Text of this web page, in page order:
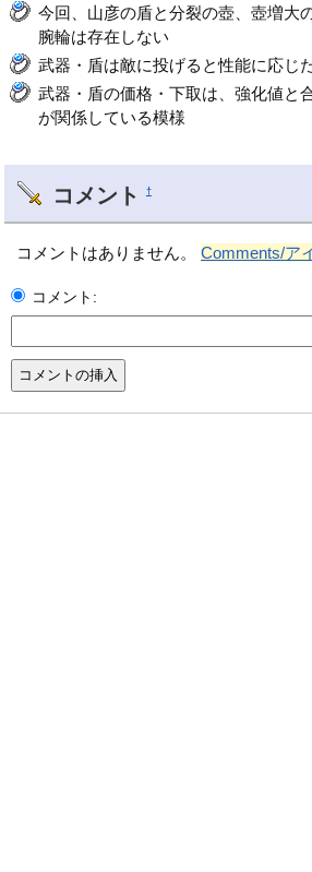
今回、山彦の盾と分裂の壺、壺増大
腕輪は存在しない
武器・盾は敵に投げると性能に応じ
武器・盾の価格・下取は、強化値と
が関係している模様
コメント †
コメントはありません。Comments/ア
コメント: